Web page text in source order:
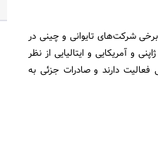
برخی شرکت‌های تایوانی و چینی در
و آمریکایی و ایتالیایی از نظر
فعالیت دارند و صادرات جزئی به